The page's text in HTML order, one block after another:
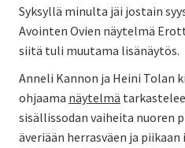
Syksyllä minulta jäi jostain
Avointen Ovien näytelmä
siitä tuli muutama lisänäytös.
Anneli Kannon ja Heini Tolan
ohjaama näytelmä
sisällissodan vaiheita nuoren
äveriään herrasväen ja